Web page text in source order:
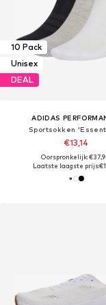
10 Pack
Unisex
DEAL
ADIDAS
Sportsokken
€13,14
Oorspronkelijk:
Laatste laagste prijs: